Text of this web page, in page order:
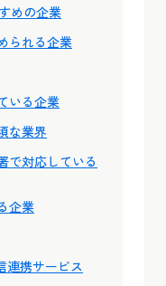
めの企業
られる企業
いる企業
な業界
で対応している
企業
連携サービス